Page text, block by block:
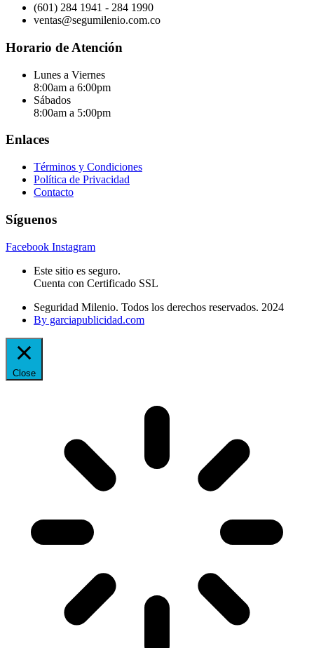
(601) 284 1941 - 284 1990
ventas@segumilenio.com.co
Horario de Atención
Lunes a Viernes
8:00am a 6:00pm
Sábados
8:00am a 5:00pm
Enlaces
Términos y Condiciones
Política de Privacidad
Contacto
Síguenos
Facebook Instagram
Este sitio es seguro.
Cuenta con Certificado SSL
Seguridad Milenio. Todos los derechos reservados. 2024
By garciapublicidad.com
Close